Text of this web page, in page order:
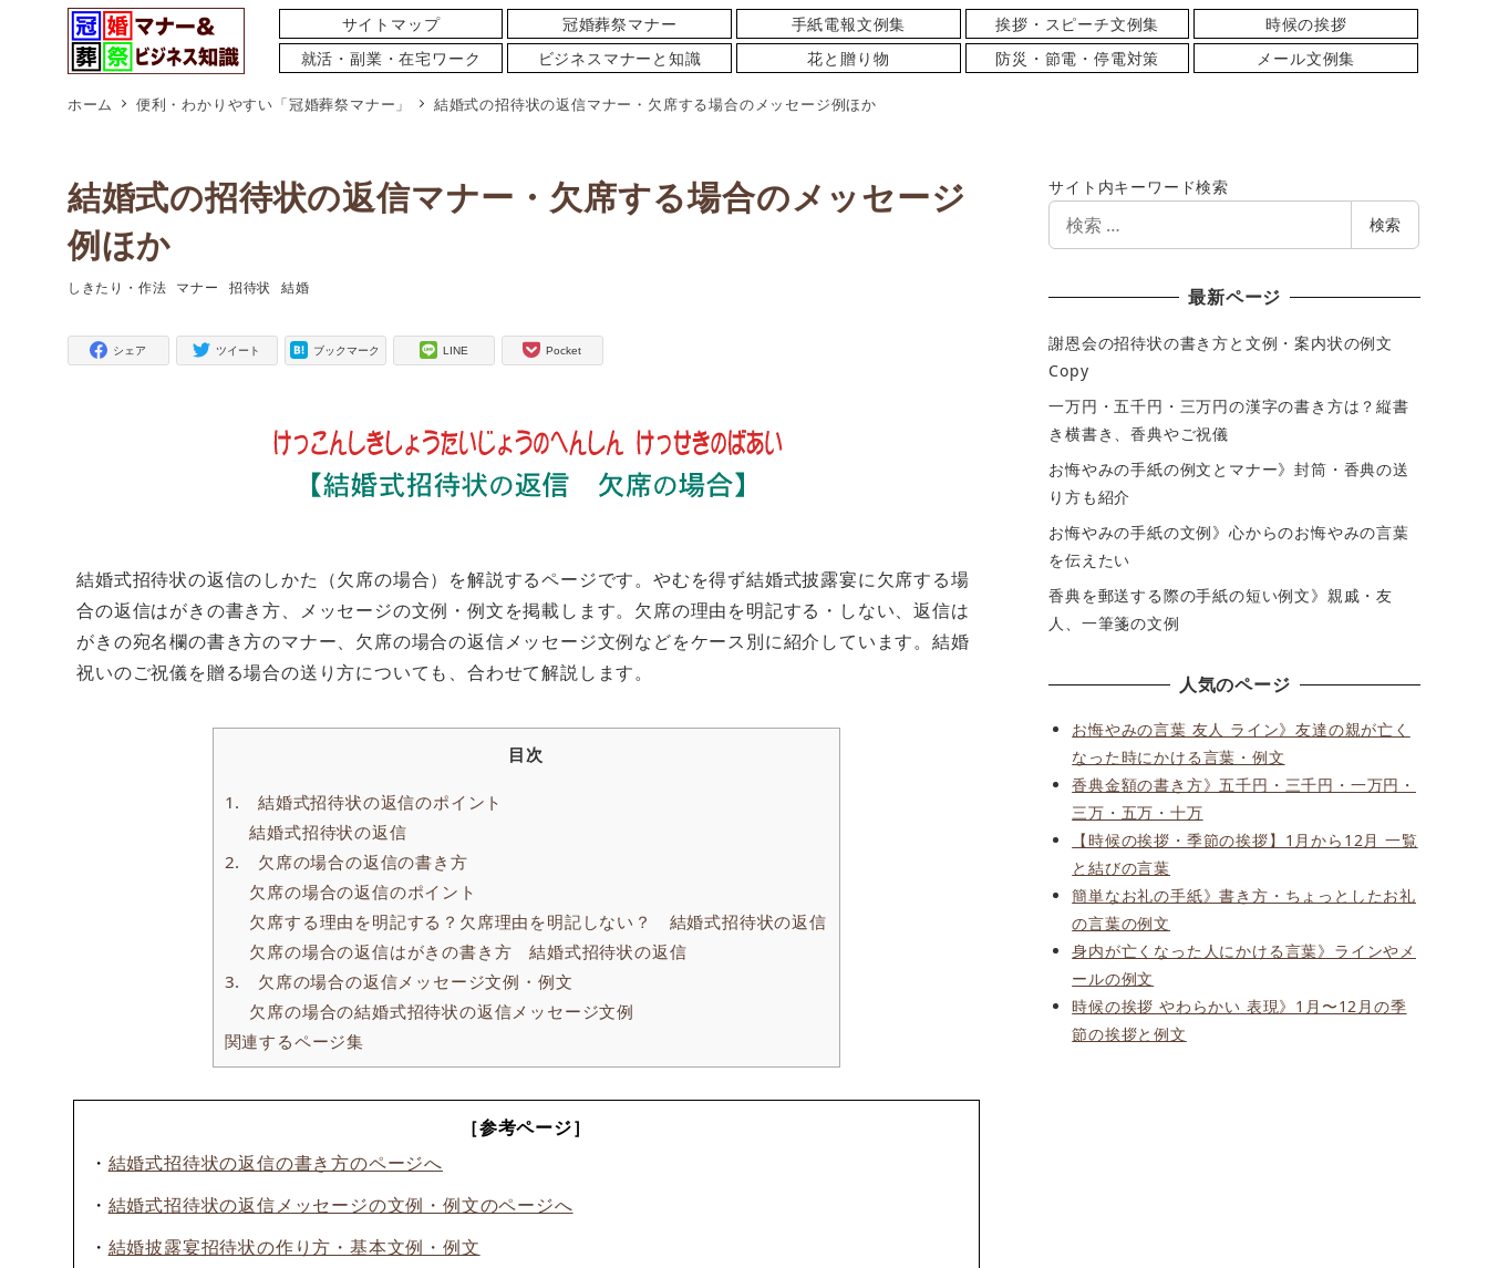
サイトマップ 冠婚葬祭マナー 手紙電報文例集 挨拶・スピーチ文例集
時候の挨拶
就活・副業・在宅ワーク
ビジネスマナーと知識 花と贈り物 防災・節電・停電対策 メール文例集
ホーム 便利・わかりやすい「冠婚葬祭マナー」 結婚式の招待状の返信マナー・欠席する場合のメッセージ例ほか
結婚式の招待状の返信マナー・欠席する場合のメッセージ
例ほか
タグ
しきたり・作法
タグ
マナー
タグ
招待状
タグ
結婚
シェア ツイート ブックマーク LINE Pocket
結婚式招待状の返信のしかた（欠席の場合）を解説するページです。やむを得ず結婚式披露宴に欠席する場
合の返信はがきの書き方、メッセージの文例・例文を掲載します。欠席の理由を明記する・しない、返信は
がきの宛名欄の書き方のマナー、欠席の場合の返信メッセージ文例などをケース別に紹介しています。結婚
祝いのご祝儀を贈る場合の送り方についても、合わせて解説します。
目次
1. 結婚式招待状の返信のポイント
結婚式招待状の返信
2. 欠席の場合の返信の書き方
欠席の場合の返信のポイント
欠席する理由を明記する？欠席理由を明記しない？ 結婚式招待状の返信
欠席の場合の返信はがきの書き方 結婚式招待状の返信
3. 欠席の場合の返信メッセージ文例・例文
欠席の場合の結婚式招待状の返信メッセージ文例
関連するページ集
［参考ページ］
・ 結婚式招待状の返信の書き方のページへ
・ 結婚式招待状の返信メッセージの文例・例文のページへ
・ 結婚披露宴招待状の作り方・基本文例・例文
サイト内キーワード検索
索
検索
最新ページ
謝恩会の招待状の書き方と文例・案内状の例文
Copy
一万円・五千円・三万円の漢字の書き方は？縦書
き横書き、香典やご祝儀
お悔やみの手紙の例文とマナー》封筒・香典の送
り方も紹介
お悔やみの手紙の文例》心からのお悔やみの言葉
を伝えたい
香典を郵送する際の手紙の短い例文》親戚・友
人、一筆箋の文例
人気のページ
お悔やみの言葉 友人 ライン》友達の親が亡く
なった時にかける言葉・例文
香典金額の書き方》五千円・三千円・一万円・
三万・五万・十万
【時候の挨拶・季節の挨拶】1月から12月 一覧
と結びの言葉
簡単なお礼の手紙》書き方・ちょっとしたお礼
の言葉の例文
身内が亡くなった人にかける言葉》ラインやメ
ールの例文
時候の挨拶 やわらかい 表現》1月〜12月の季
節の挨拶と例文